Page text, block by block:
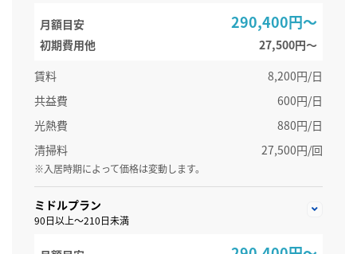
月額目安 290,400円～
初期費用他
27,500円〜
賃料
8,200円/日
共益費
600円/日
光熱費
880円/日
清掃料
27,500円/回
※入居時期によって価格は変動します。
ミドルプラン
90日以上～210日未満